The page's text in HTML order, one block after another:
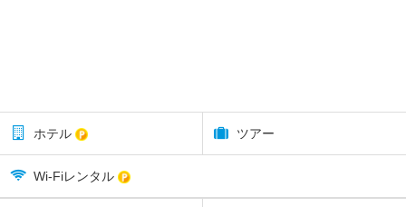
ホテル ツアー
Wi-Fiレンタル